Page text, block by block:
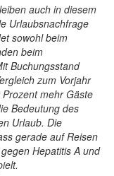
auch in diesem
Urlaubsnachfrage
sowohl beim
beim
Buchungsstand
zum Vorjahr
mehr Gäste
Bedeutung des
Urlaub. Die
gerade auf Reisen
Hepatitis A und